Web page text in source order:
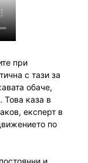
при
с тази за
обаче,
Това каза в
експерт в
по